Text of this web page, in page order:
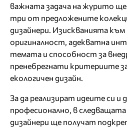
важната задача на журито
три от предложените
дизайнери. Изискванията
оригиналност, адекватна
темата и способност за
пренебрегнати критериите
екологичен дизайн.
За да реализират идеите си и
професионално, в
дизайнери ще получат